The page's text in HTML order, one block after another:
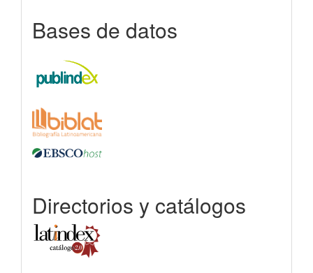
Bases de datos
Directorios y catálogos